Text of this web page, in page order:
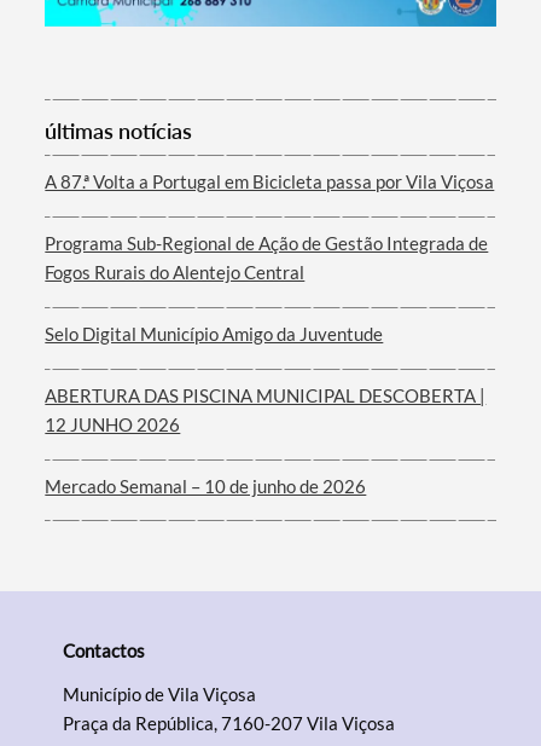
Categorias gerais
Filtros
últimas notícias
A 87.ª Volta a Portugal em Bicicleta passa por Vila Viçosa
Programa Sub-Regional de Ação de Gestão Integrada de
Fogos Rurais do Alentejo Central
Selo Digital Município Amigo da Juventude
ABERTURA DAS PISCINA MUNICIPAL DESCOBERTA |
12 JUNHO 2026
Mercado Semanal – 10 de junho de 2026
Contactos
Município de Vila Viçosa
Praça da República, 7160-207 Vila Viçosa